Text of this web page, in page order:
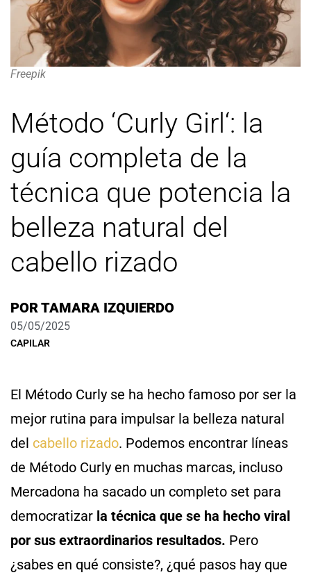
Freepik
Método ‘Curly Girl‘: la
guía completa de la
técnica que potencia la
belleza natural del
cabello rizado
PORTAMARA IZQUIERDO
05/05/2025
CAPILAR
El Método Curly se ha hecho famoso por ser la
mejor rutina para impulsar la belleza natural
del cabello rizado. Podemos encontrar líneas
de Método Curly en muchas marcas, incluso
Mercadona ha sacado un completo set para
democratizar la técnica que se ha hecho viral
por sus extraordinarios resultados. Pero
¿sabes en qué consiste?, ¿qué pasos hay que